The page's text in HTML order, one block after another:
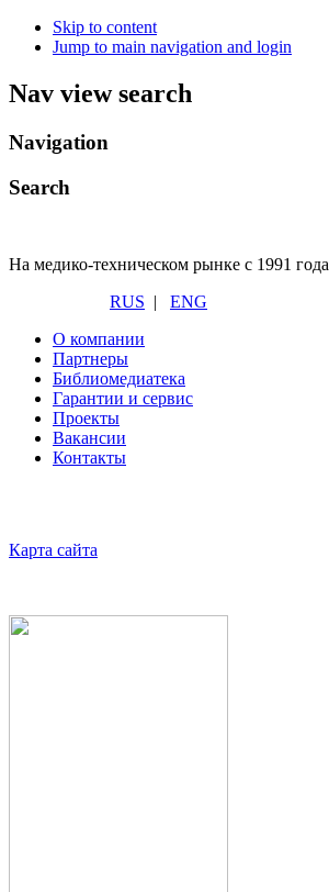
Skip to content
Jump to main navigation and login
Nav view search
Navigation
Search
На медико-техническом рынке с 1991 года
RUS | ENG
О компании
Партнеры
Библиомедиатека
Гарантии и сервис
Проекты
Вакансии
Контакты
Карта сайта